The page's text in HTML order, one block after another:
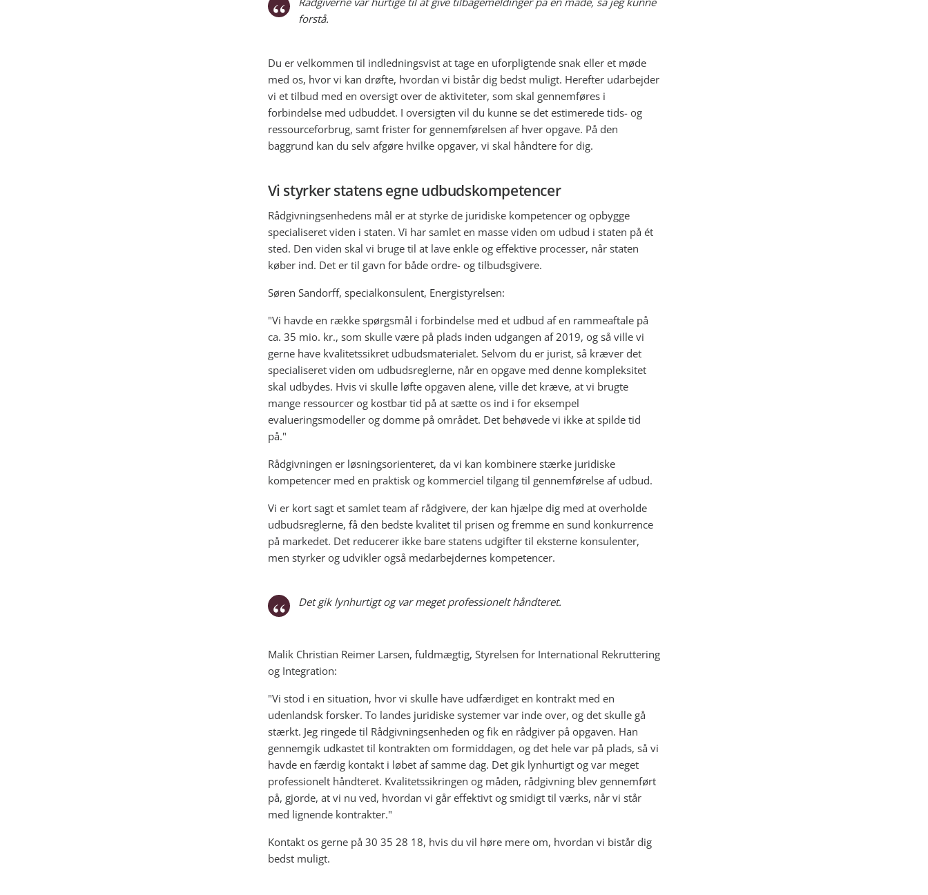
forstå.
Du er velkommen til indledningsvist at tage en uforpligtende snak eller et møde
med os, hvor vi kan drøfte, hvordan vi bistår dig bedst muligt. Herefter udarbejder
vi et tilbud med en oversigt over de aktiviteter, som skal gennemføres i
forbindelse med udbuddet. I oversigten vil du kunne se det estimerede tids- og
ressourceforbrug, samt frister for gennemførelsen af hver opgave. På den
baggrund kan du selv afgøre hvilke opgaver, vi skal håndtere for dig.
Vi styrker statens egne udbudskompetencer
Rådgivningsenhedens mål er at styrke de juridiske kompetencer og opbygge
specialiseret viden i staten. Vi har samlet en masse viden om udbud i staten på ét
sted. Den viden skal vi bruge til at lave enkle og effektive processer, når staten
køber ind. Det er til gavn for både ordre- og tilbudsgivere.
Søren Sandorff, specialkonsulent, Energistyrelsen:
"Vi havde en række spørgsmål i forbindelse med et udbud af en rammeaftale på
ca. 35 mio. kr., som skulle være på plads inden udgangen af 2019, og så ville vi
gerne have kvalitetssikret udbudsmaterialet. Selvom du er jurist, så kræver det
specialiseret viden om udbudsreglerne, når en opgave med denne kompleksitet
skal udbydes. Hvis vi skulle løfte opgaven alene, ville det kræve, at vi brugte
mange ressourcer og kostbar tid på at sætte os ind i for eksempel
evalueringsmodeller og domme på området. Det behøvede vi ikke at spilde tid
på."
Rådgivningen er løsningsorienteret, da vi kan kombinere stærke juridiske
kompetencer med en praktisk og kommerciel tilgang til gennemførelse af udbud.
Vi er kort sagt et samlet team af rådgivere, der kan hjælpe dig med at overholde
udbudsreglerne, få den bedste kvalitet til prisen og fremme en sund konkurrence
på markedet. Det reducerer ikke bare statens udgifter til eksterne konsulenter,
men styrker og udvikler også medarbejdernes kompetencer.
Det gik lynhurtigt og var meget professionelt håndteret.
Malik Christian Reimer Larsen, fuldmægtig, Styrelsen for International Rekruttering
og Integration:
"Vi stod i en situation, hvor vi skulle have udfærdiget en kontrakt med en
udenlandsk forsker. To landes juridiske systemer var inde over, og det skulle gå
stærkt. Jeg ringede til Rådgivningsenheden og fik en rådgiver på opgaven. Han
gennemgik udkastet til kontrakten om formiddagen, og det hele var på plads, så vi
havde en færdig kontakt i løbet af samme dag. Det gik lynhurtigt og var meget
professionelt håndteret. Kvalitetssikringen og måden, rådgivning blev gennemført
på, gjorde, at vi nu ved, hvordan vi går effektivt og smidigt til værks, når vi står
med lignende kontrakter."
Kontakt os gerne på 30 35 28 18, hvis du vil høre mere om, hvordan vi bistår dig
bedst muligt.